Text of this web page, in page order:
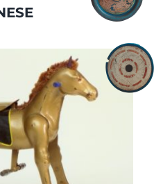
Cavalli giocattolo